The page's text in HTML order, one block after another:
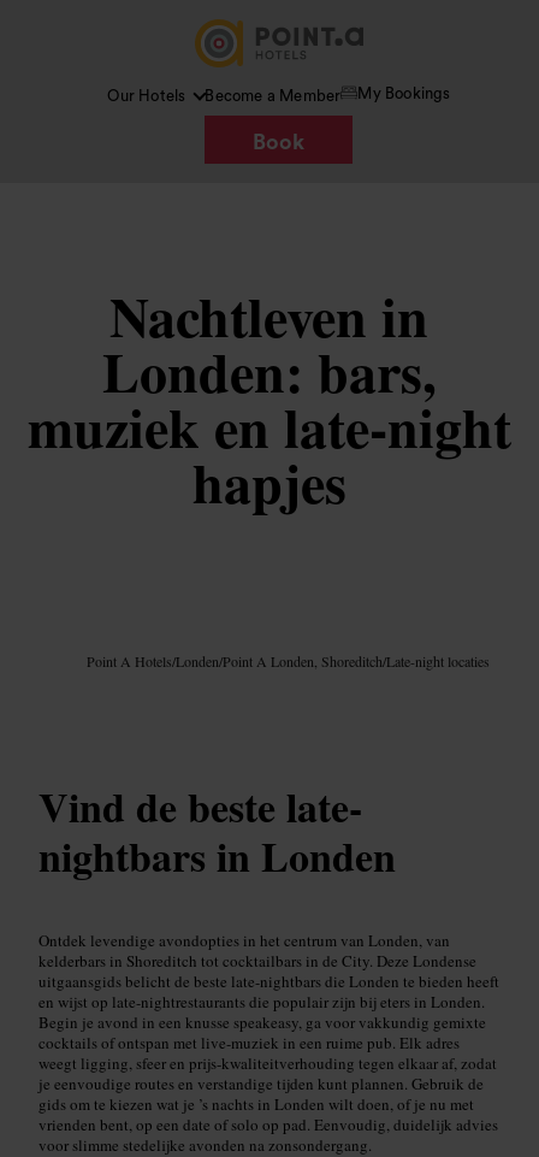
Our Hotels Become a Member My Bookings
Book
Nachtleven in
Londen: bars,
muziek en late-night
hapjes
Point A Hotels/Londen/Point A Londen, Shoreditch/Late-night locaties
Vind de beste late-
nightbars in Londen
Ontdek levendige avondopties in het centrum van Londen, van
kelderbars in Shoreditch tot cocktailbars in de City. Deze Londense
uitgaansgids belicht de beste late-nightbars die Londen te bieden heeft
en wijst op late-nightrestaurants die populair zijn bij eters in Londen.
Begin je avond in een knusse speakeasy, ga voor vakkundig gemixte
cocktails of ontspan met live-muziek in een ruime pub. Elk adres
weegt ligging, sfeer en prijs-kwaliteitverhouding tegen elkaar af, zodat
je eenvoudige routes en verstandige tijden kunt plannen. Gebruik de
gids om te kiezen wat je ’s nachts in Londen wilt doen, of je nu met
vrienden bent, op een date of solo op pad. Eenvoudig, duidelijk advies
voor slimme stedelijke avonden na zonsondergang.